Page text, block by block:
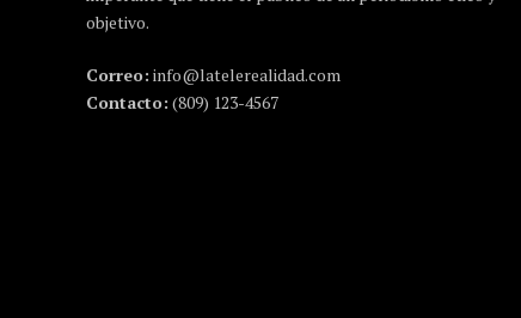
objetivo.
Correo: info@latelerealidad.com
Contacto: (809) 123-4567